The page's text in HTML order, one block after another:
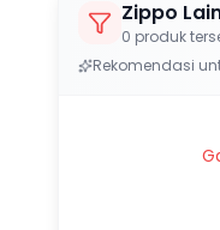
Zippo
0 produk
Rekomendasi